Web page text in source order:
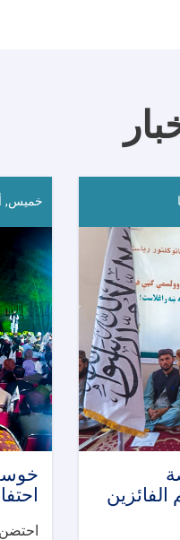
وتكريم الفائزين
خميس, أغسطس